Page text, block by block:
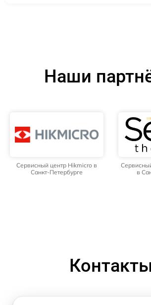
Наши
Сервисный центр Hikmicro в
Санкт-Петербурге
в
Контакты